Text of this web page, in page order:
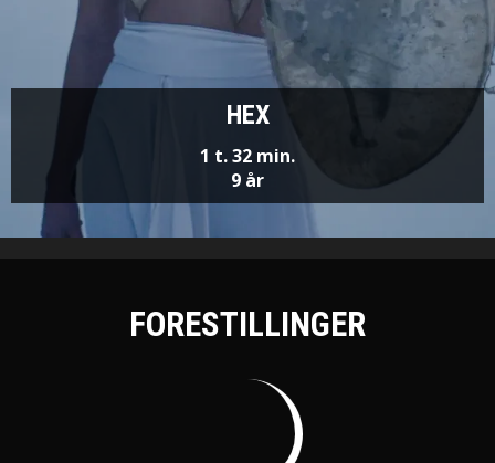
HEX
1 t. 32 min.
9 år
FORESTILLINGER